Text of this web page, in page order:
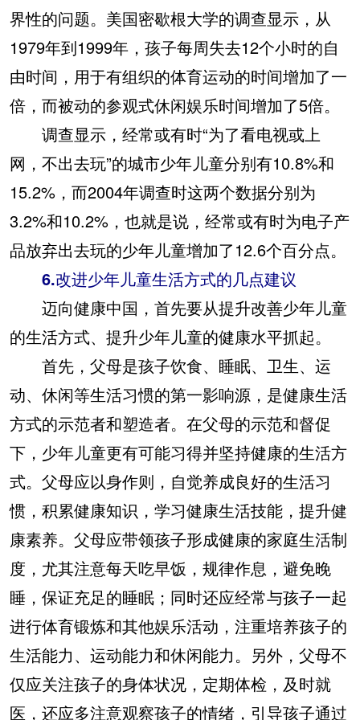
界性的问题。美国密歇根大学的调查显示，从
1979年到1999年，孩子每周失去12个小时的自
由时间，用于有组织的体育运动的时间增加了一
倍，而被动的参观式休闲娱乐时间增加了5倍。
调查显示，经常或有时“为了看电视或上
网，不出去玩”的城市少年儿童分别有10.8%和
15.2%，而2004年调查时这两个数据分别为
3.2%和10.2%，也就是说，经常或有时为电子产
品放弃出去玩的少年儿童增加了12.6个百分点。
6.改进少年儿童生活方式的几点建议
迈向健康中国，首先要从提升改善少年儿童
的生活方式、提升少年儿童的健康水平抓起。
首先，父母是孩子饮食、睡眠、卫生、运
动、休闲等生活习惯的第一影响源，是健康生活
方式的示范者和塑造者。在父母的示范和督促
下，少年儿童更有可能习得并坚持健康的生活方
式。父母应以身作则，自觉养成良好的生活习
惯，积累健康知识，学习健康生活技能，提升健
康素养。父母应带领孩子形成健康的家庭生活制
度，尤其注意每天吃早饭，规律作息，避免晚
睡，保证充足的睡眠；同时还应经常与孩子一起
进行体育锻炼和其他娱乐活动，注重培养孩子的
生活能力、运动能力和休闲能力。另外，父母不
仅应关注孩子的身体状况，定期体检，及时就
医，还应多注意观察孩子的情绪，引导孩子通过